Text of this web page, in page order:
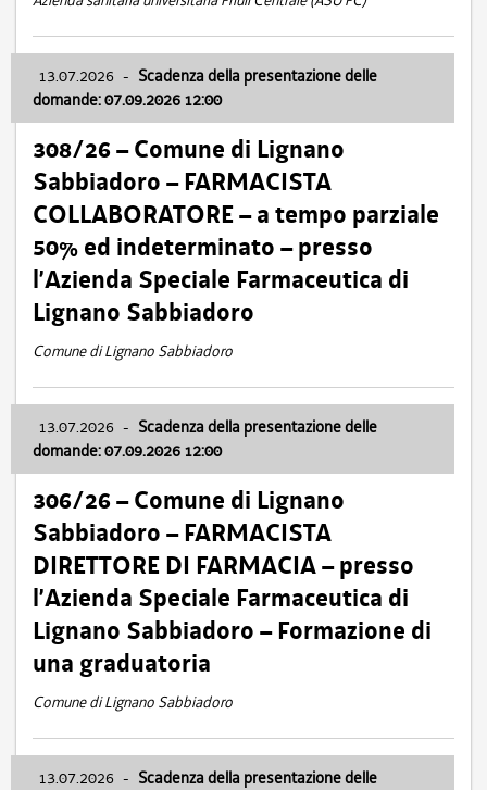
13.07.2026 - Scadenza della presentazione delle
domande: 07.09.2026 12:00
308/26 – Comune di Lignano
Sabbiadoro – FARMACISTA
COLLABORATORE – a tempo parziale
50% ed indeterminato – presso
l’Azienda Speciale Farmaceutica di
Lignano Sabbiadoro
Comune di Lignano Sabbiadoro
13.07.2026 - Scadenza della presentazione delle
domande: 07.09.2026 12:00
306/26 – Comune di Lignano
Sabbiadoro – FARMACISTA
DIRETTORE DI FARMACIA – presso
l’Azienda Speciale Farmaceutica di
Lignano Sabbiadoro – Formazione di
una graduatoria
Comune di Lignano Sabbiadoro
13.07.2026 - Scadenza della presentazione delle